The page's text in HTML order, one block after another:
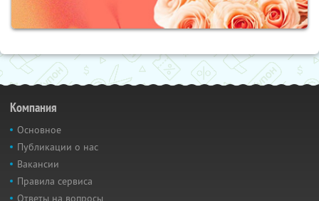
Компания
Основное
Публикации о нас
Вакансии
Правила сервиса
Ответы на вопросы